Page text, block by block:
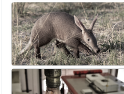
Zmey
31 июля 2026, 08:02
«Жена присаживалась к детям и
тихонько говорила на русском»: как
латвиец переехал в Псковскую область
1
Ult 31 июля 2026, 01:06
Борис Вальехо написал последнюю
картину и уходит на покой
1
1GR
30 июля 2026, 18:12